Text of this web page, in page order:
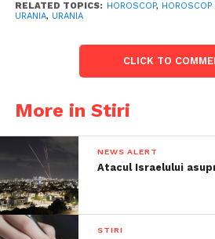
RELATED TOPICS: HOROSCOP, HOROSCOP
URANIA, URANIA
CLICK TO
More in Stiri
NEWS ALERT
Atacul Israelului
STIRI